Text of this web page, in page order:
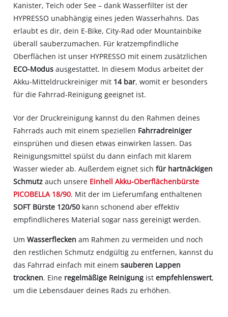
Kanister, Teich oder See – dank Wasserfilter ist der
HYPRESSO unabhängig eines jeden Wasserhahns. Das
erlaubt es dir, dein E-Bike, City-Rad oder Mountainbike
überall sauberzumachen. Für kratzempfindliche
Oberflächen ist unser HYPRESSO mit einem zusätzlichen
ECO-Modus ausgestattet. In diesem Modus arbeitet der
Akku-Mitteldruckreiniger mit 14 bar, womit er besonders
für die Fahrrad-Reinigung geeignet ist.
Vor der Druckreinigung kannst du den Rahmen deines
Fahrrads auch mit einem speziellen Fahrradreiniger
einsprühen und diesen etwas einwirken lassen. Das
Reinigungsmittel spülst du dann einfach mit klarem
Wasser wieder ab. Außerdem eignet sichfür hartnäckigen
Schmutz auch unsere Einhell Akku-Oberflächenbürste
PICOBELLA 18/90. Mit der im Lieferumfang enthaltenen
SOFT Bürste 120/50 kann schonend aber effektiv
empfindlicheres Material sogar nass gereinigt werden.
UmWasserfleckenam Rahmen zu vermeiden und noch
den restlichen Schmutz endgültig zu entfernen, kannst du
das Fahrrad einfach mit einemsauberen Lappen
trocknen. Eine regelmäßige Reinigung istempfehlenswert,
um die Lebensdauer deines Rads zu erhöhen.